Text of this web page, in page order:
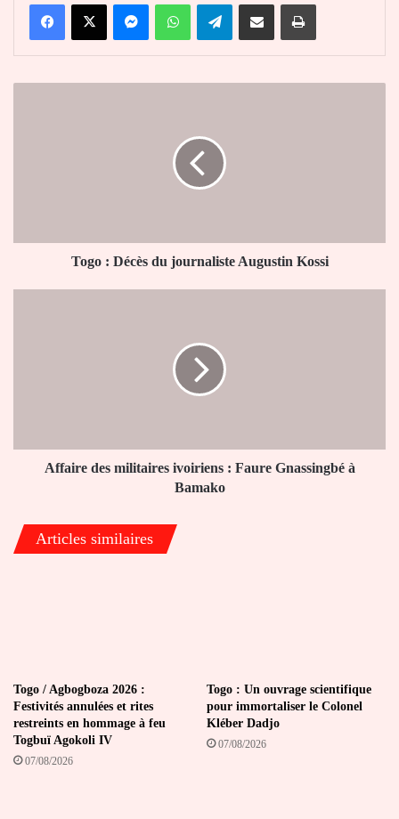
FacebookX MessengerWhatsAppTelegramPartager par email Imprimer
Togo : Décès du journaliste Augustin Kossi
Bamako
Affaire des militaires ivoiriens : Faure Gnassingbé à
Bamako
Articles similaires
Togo / Agbogboza 2026 :
Festivités annulées et rites
restreints en hommage à feu
Togbuï Agokoli IV
07/08/2026
Togo : Un ouvrage scientifique
pour immortaliser le Colonel
Kléber Dadjo
07/08/2026